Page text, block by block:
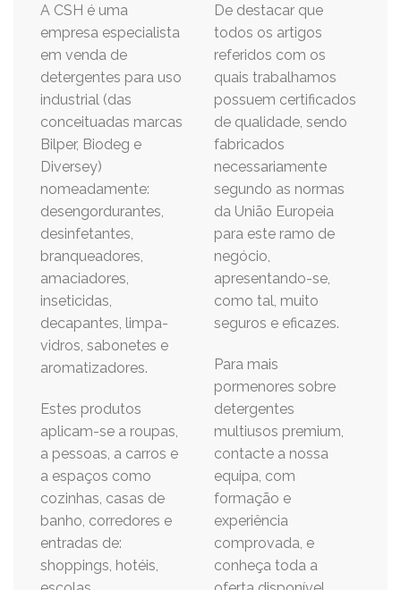
A CSH é uma
empresa especialista
em venda de
detergentes para uso
industrial (das
conceituadas marcas
Bilper, Biodeg e
Diversey)
nomeadamente:
desengordurantes,
desinfetantes,
branqueadores,
amaciadores,
inseticidas,
decapantes, limpa-
vidros, sabonetes e
aromatizadores.
Estes produtos
aplicam-se a roupas,
a pessoas, a carros e
a espaços como
cozinhas, casas de
banho, corredores e
entradas de:
shoppings, hotéis,
De destacar que
todos os artigos
referidos com os
quais trabalhamos
possuem certificados
de qualidade, sendo
fabricados
necessariamente
segundo as normas
da União Europeia
para este ramo de
negócio,
apresentando-se,
como tal, muito
seguros e eficazes.
Para mais
pormenores sobre
detergentes
multiusos premium,
contacte a nossa
equipa, com
formação e
experiência
comprovada, e
conheça toda a